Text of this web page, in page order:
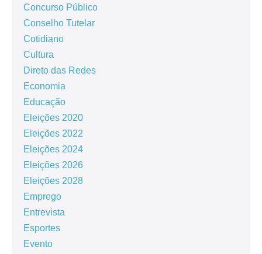
Concurso Público
Conselho Tutelar
Cotidiano
Cultura
Direto das Redes
Economia
Educação
Eleições 2020
Eleições 2022
Eleições 2024
Eleições 2026
Eleições 2028
Emprego
Entrevista
Esportes
Evento